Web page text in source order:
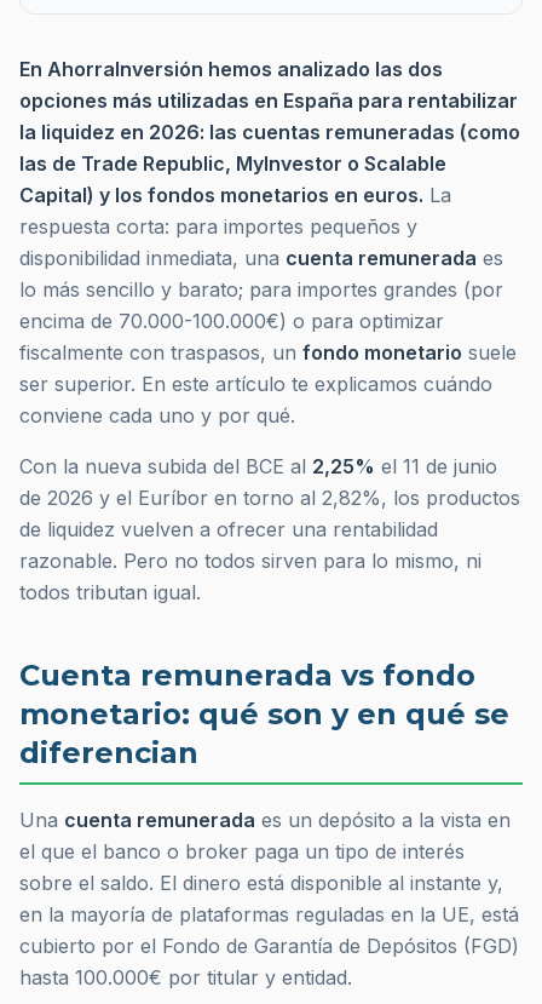
En AhorraInversión hemos analizado las dos
opciones más utilizadas en España para rentabilizar
la liquidez en 2026: las cuentas remuneradas (como
las de Trade Republic, MyInvestor o Scalable
Capital) y los fondos monetarios en euros. La
respuesta corta: para importes pequeños y
disponibilidad inmediata, una cuenta remunerada es
lo más sencillo y barato; para importes grandes (por
encima de 70.000-100.000€) o para optimizar
fiscalmente con traspasos, un fondo monetario suele
ser superior. En este artículo te explicamos cuándo
conviene cada uno y por qué.
Con la nueva subida del BCE al 2,25% el 11 de junio
de 2026 y el Euríbor en torno al 2,82%, los productos
de liquidez vuelven a ofrecer una rentabilidad
razonable. Pero no todos sirven para lo mismo, ni
todos tributan igual.
Cuenta remunerada vs fondo
monetario: qué son y en qué se
diferencian
Una cuenta remunerada es un depósito a la vista en
el que el banco o broker paga un tipo de interés
sobre el saldo. El dinero está disponible al instante y,
en la mayoría de plataformas reguladas en la UE, está
cubierto por el Fondo de Garantía de Depósitos (FGD)
hasta 100.000€ por titular y entidad.